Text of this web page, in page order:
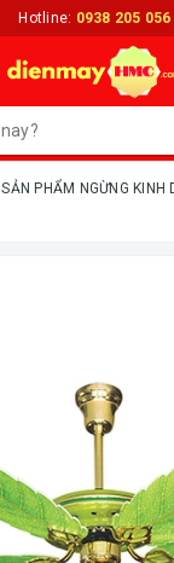
Hotline: 0938 205 056
ㅤSẢN PHẨM NGỪNG